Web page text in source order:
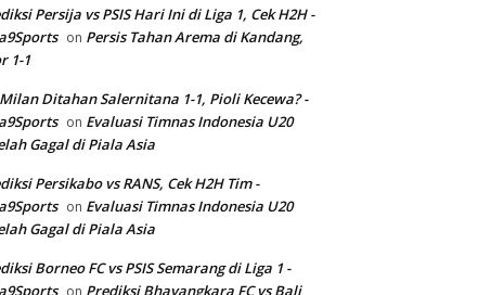
Persija vs PSIS Hari Ini di Liga 1, Cek H2H -
on Persis Tahan Arema di Kandang,
1-1
Ditahan Salernitana 1-1, Pioli Kecewa? -
on Evaluasi Timnas Indonesia U20
Gagal di Piala Asia
Persikabo vs RANS, Cek H2H Tim -
on Evaluasi Timnas Indonesia U20
Gagal di Piala Asia
Borneo FC vs PSIS Semarang di Liga 1 -
on Prediksi Bhayangkara FC vs Bali